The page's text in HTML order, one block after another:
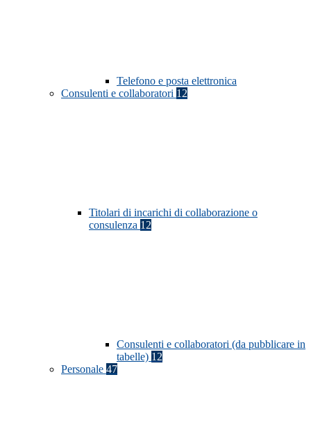
Telefono e posta elettronica
Consulenti e collaboratori 12
Titolari di incarichi di collaborazione o
consulenza 12
Consulenti e collaboratori (da pubblicare in
tabelle) 12
Personale 47